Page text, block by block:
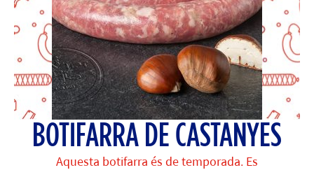
BOTIFARRA DE CASTANYES
Aquesta botifarra és de temporada. Es